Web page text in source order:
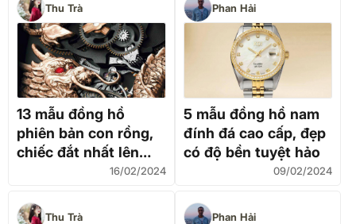
Thu Trà
13 mẫu đồng hồ
phiên bản con rồng,
chiếc đắt nhất lên
đến 2,75 tỷ đồng16/02/2024
Phan Hải
5 mẫu đồng hồ nam
đính đá cao cấp, đẹp
có độ bền tuyệt hảo
09/02/2024
Thu Trà Phan Hải